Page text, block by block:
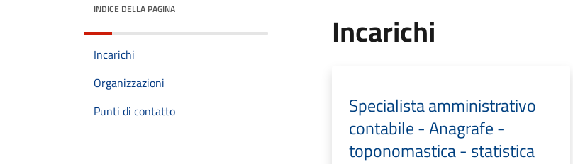
INDICE DELLA PAGINA
Incarichi
Organizzazioni
Punti di contatto
Incarichi
Specialista amministrativo
contabile - Anagrafe -
toponomastica - statistica